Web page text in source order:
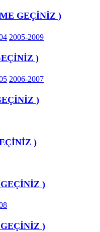
GEÇİNİZ )
2005-2009
)
2006-2007
)
)
)
)